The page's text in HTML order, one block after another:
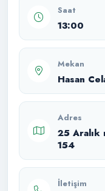
Saat
13:00
Mekan
Hasan
Adres
25 Aralık
154
İletişim